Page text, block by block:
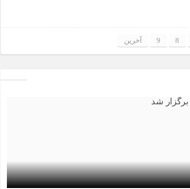
8
9 آخرین